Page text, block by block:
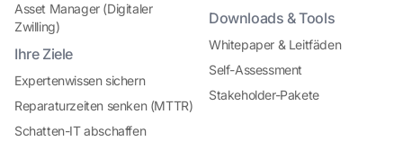
Asset Manager (Digitaler
Zwilling)
Ihre Ziele
Expertenwissen sichern
Reparaturzeiten senken (MTTR)
Schatten-IT abschaffen
Downloads & Tools
Whitepaper & Leitfäden
Self-Assessment
Stakeholder-Pakete